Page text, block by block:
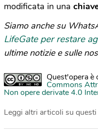
modificata in una
Siamo anche su
LifeGate per restare
ultime notizie e sulle
Quest'opera è
Commons
Non opere derivate 4.0
Leggi altri articoli su